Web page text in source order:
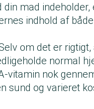
mad indeholder,
indhold af
om det er rigtigt,
normal
vitamin nok
sund og varieret